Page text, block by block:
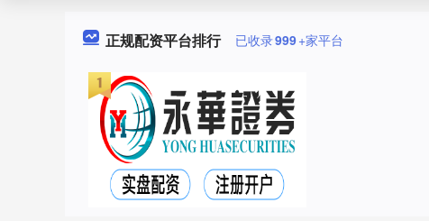
正规配资平台排行 已收录999+家平台